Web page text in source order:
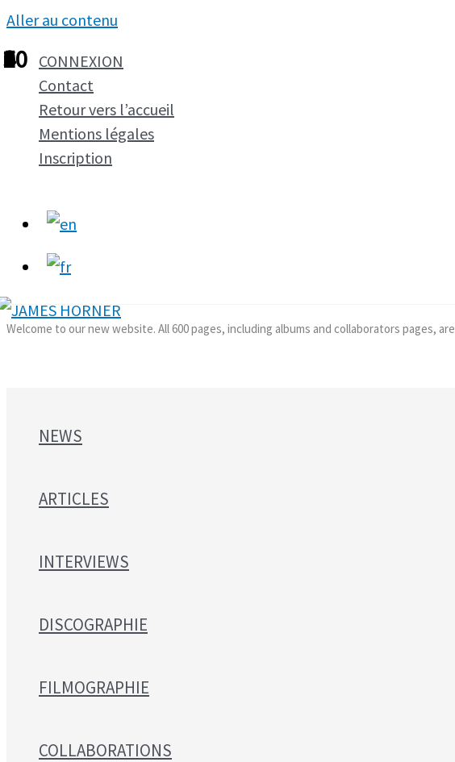
Aller au contenu
CONNEXION
Contact
Retour vers l’accueil
Mentions légales
Inscription
Welcome to our new website. All 600 pages, including albums and collaborators pages,
NEWS
ARTICLES
INTERVIEWS
DISCOGRAPHIE
FILMOGRAPHIE
COLLABORATIONS
1
2
3
4
5
6
7
8
9
10